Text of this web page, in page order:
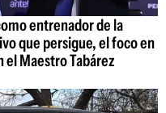
entrenador de la
que persigue, el foco en
el Maestro Tabárez